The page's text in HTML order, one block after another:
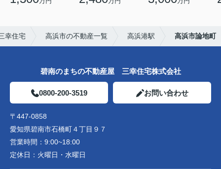
幸住宅 高浜市の不動産一覧 高浜港駅 高浜市論地町
碧南のまちの不動産屋 三幸住宅株式会社
0800-200-3519 お問い合わせ
〒447-0858
愛知県碧南市石橋町４丁目９７
営業時間： 9:00~18:00
定休日： 火曜日・水曜日